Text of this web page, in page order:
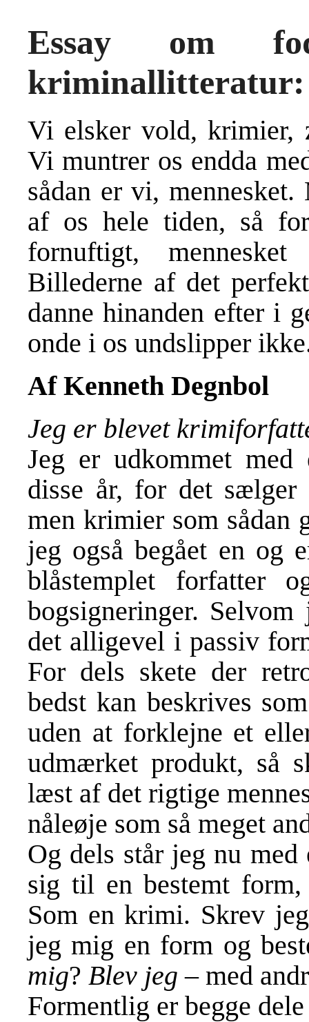
Essay om
kriminallitteratur:
Vi elsker vold, krimier,
Vi muntrer os endda
sådan er vi,
af os hele tiden, så
fornuftigt,
Billederne af det
danne hinanden efter i
onde i os undslipper
Af Kenneth Degnbol
Jeg er blevet
Jeg er udkommet
disse år, for det
men krimier som sådan
jeg også begået en
blåstemplet forfatter
bogsigneringer.
det alligevel i passiv
For dels skete der
bedst kan beskrives
uden at forklejne et
udmærket produkt, så
læst af det rigtige
nåleøje som så meget
Og dels står jeg nu
sig til en bestemt
Som en krimi. Skrev
jeg mig en form og
mig? Blev jeg – med
Formentlig er begge dele